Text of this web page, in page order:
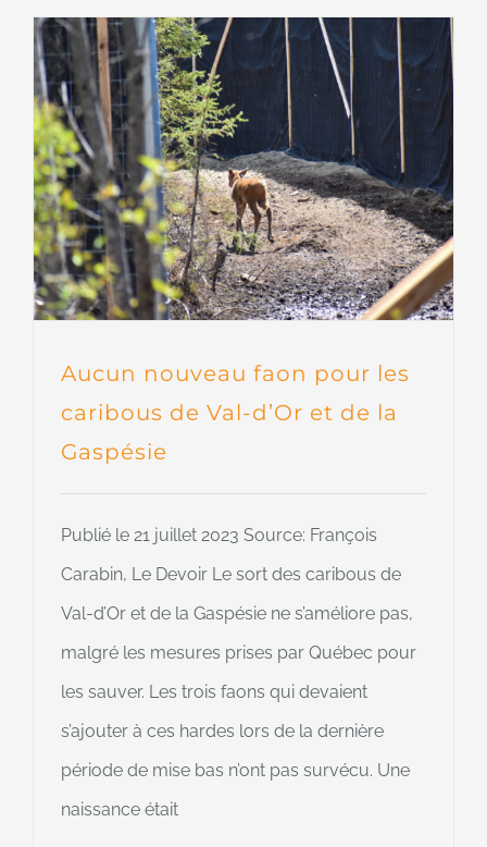
Aucun nouveau faon pour les
caribous de Val-d’Or et de la
Gaspésie
Publié le 21 juillet 2023 Source: François
Carabin, Le Devoir Le sort des caribous de
Val-d’Or et de la Gaspésie ne s’améliore pas,
malgré les mesures prises par Québec pour
les sauver. Les trois faons qui devaient
s’ajouter à ces hardes lors de la dernière
période de mise bas n’ont pas survécu. Une
naissance était